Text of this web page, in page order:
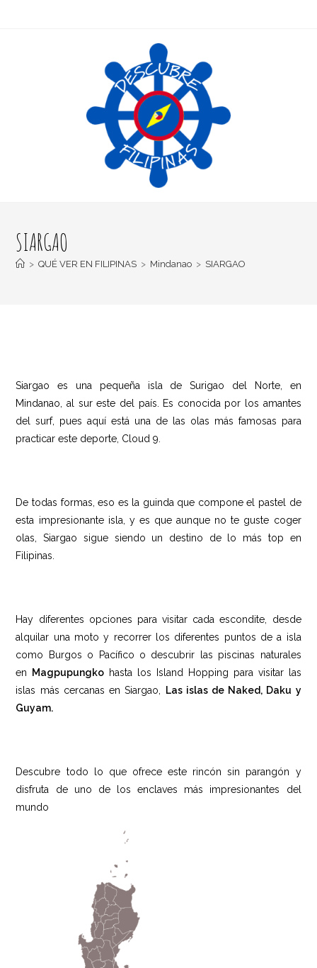
SIARGAO
> QUÉ VER EN FILIPINAS > Mindanao > SIARGAO
Siargao es una pequeña isla de Surigao del Norte, en
Mindanao, al sur este del país. Es conocida por los amantes
del surf, pues aquí está una de las olas más famosas para
practicar este deporte, Cloud 9.
De todas formas, eso es la guinda que compone el pastel de
esta impresionante isla, y es que aunque no te guste coger
olas, Siargao sigue siendo un destino de lo más top en
Filipinas.
Hay diferentes opciones para visitar cada escondite, desde
alquilar una moto y recorrer los diferentes puntos de a isla
como Burgos o Pacífico o descubrir las piscinas naturales
en
Magpupungko hasta los Island Hopping para visitar las
islas más cercanas en Siargao,
Las islas de Naked, Daku y
Guyam.
Descubre todo lo que ofrece este rincón sin parangón y
disfruta de uno de los enclaves más impresionantes del
mundo